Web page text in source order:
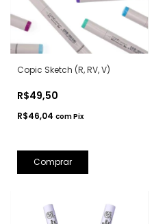
Copic Sketch (R, RV, V)
R$49,50
R$46,04 comPix
Comprar